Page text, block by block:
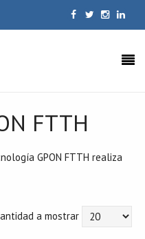
FTTH
GPON FTTH realiza
a mostrar